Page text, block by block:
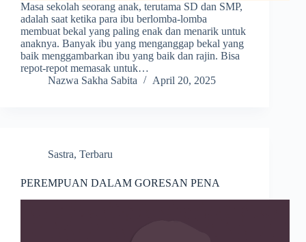
Masa sekolah seorang anak, terutama SD dan SMP,
adalah saat ketika para ibu berlomba-lomba
membuat bekal yang paling enak dan menarik untuk
anaknya. Banyak ibu yang menganggap bekal yang
baik menggambarkan ibu yang baik dan rajin. Bisa
repot-repot memasak untuk…
Nazwa Sakha Sabita
April 20, 2025
Sastra, Terbaru
PEREMPUAN DALAM GORESAN PENA